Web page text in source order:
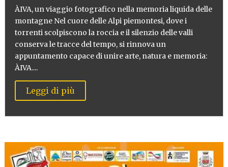
ÀIVA, un viaggio fotografico nella memoria liquida delle
montagne Nel cuore delle Alpi piemontesi, dove i
torrenti scolpiscono la roccia e il silenzio delle valli
conserva le tracce del tempo, si rinnova un
appuntamento capace di unire arte, natura e memoria:
ÀIVA....
Leggi di più